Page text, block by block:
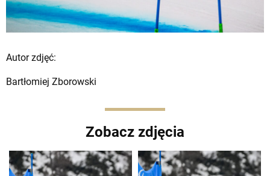
Autor zdjęć:
Bartłomiej Zborowski
Zobacz zdjęcia